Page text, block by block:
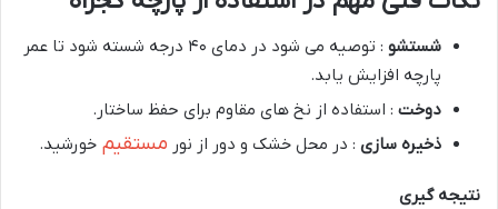
شستشو
: توصیه می شود در دمای ۴۰ درجه شسته شود تا عمر
پارچه افزایش یابد.
دوخت : استفاده از نخ های مقاوم برای حفظ ساختار.
ذخیره سازی : در محل خشک و دور از نور مستقیم خورشید.
نتیجه گیری